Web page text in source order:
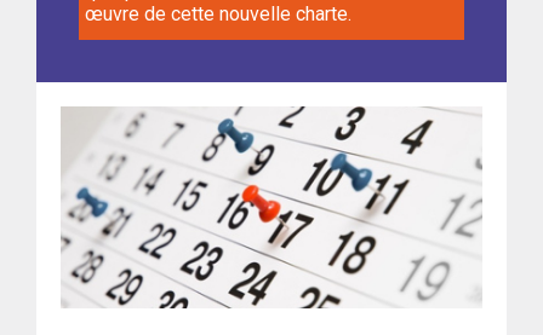
œuvre de cette nouvelle charte.